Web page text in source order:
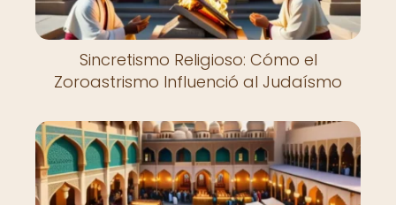
Sincretismo Religioso: Cómo el
Zoroastrismo Influenció al Judaísmo